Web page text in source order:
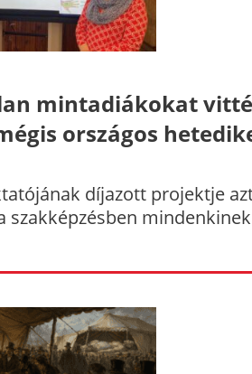
mintadiákokat
országos
díjazott projektje
szakképzésben